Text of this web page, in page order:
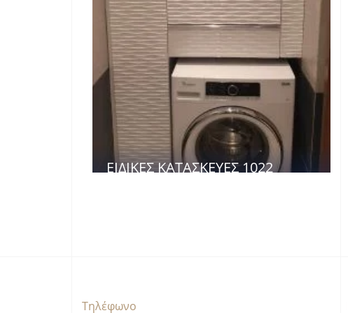
ΕΙΔΙΚΈΣ ΚΑΤΑΣΚΕΥΈΣ 1022
Τηλέφωνο